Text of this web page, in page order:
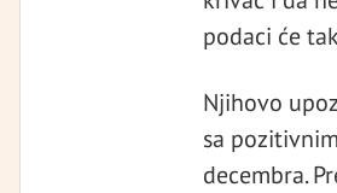
podaci će
Njihovo
sa
decembra.